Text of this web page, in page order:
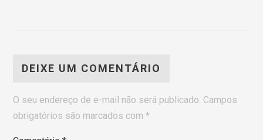
DEIXE UM COMENTÁRIO
O seu endereço de e-mail não será publicado. Campos
obrigatórios são marcados com*